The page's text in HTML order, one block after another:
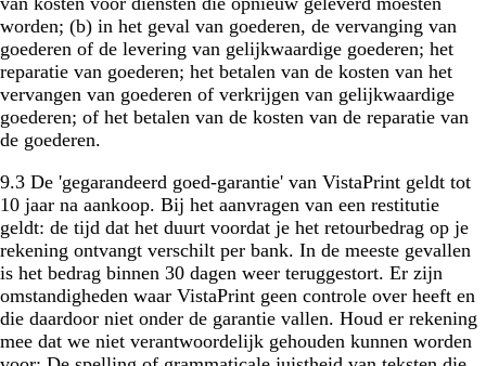
worden; (b) in het geval van goederen, de vervanging van
goederen of de levering van gelijkwaardige goederen; het
reparatie van goederen; het betalen van de kosten van het
vervangen van goederen of verkrijgen van gelijkwaardige
goederen; of het betalen van de kosten van de reparatie van
de goederen.
9.3 De 'gegarandeerd goed-garantie' van VistaPrint geldt tot
10 jaar na aankoop. Bij het aanvragen van een restitutie
geldt: de tijd dat het duurt voordat je het retourbedrag op je
rekening ontvangt verschilt per bank. In de meeste gevallen
is het bedrag binnen 30 dagen weer teruggestort. Er zijn
omstandigheden waar VistaPrint geen controle over heeft en
die daardoor niet onder de garantie vallen. Houd er rekening
mee dat we niet verantwoordelijk gehouden kunnen worden